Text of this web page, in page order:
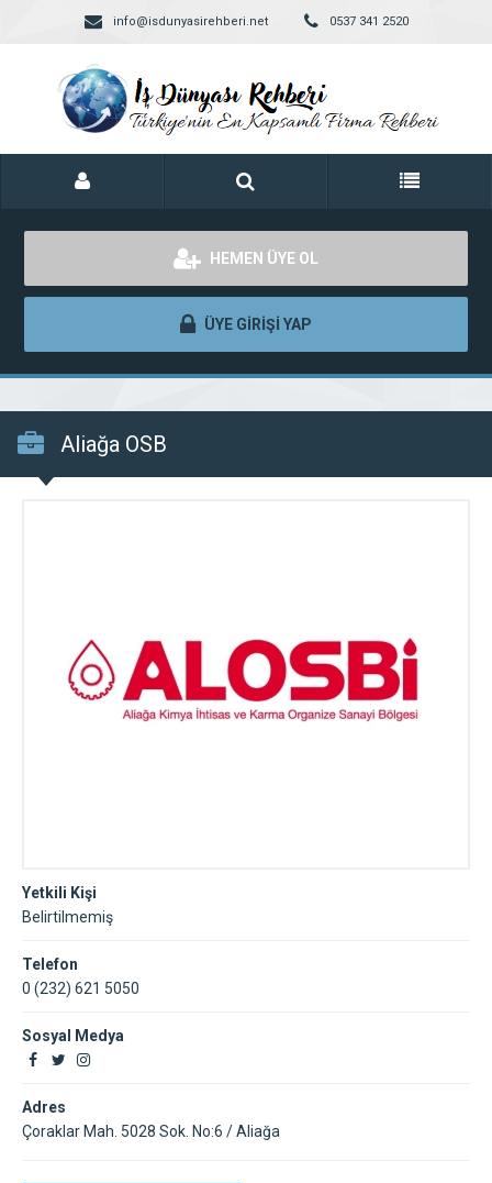
info@isdunyasirehberi.net 0537 341 2520
HEMEN ÜYE OL
ÜYE GİRİŞİ YAP
Aliağa OSB
Yetkili Kişi
Belirtilmemiş
Telefon
0 (232) 621 5050
Sosyal Medya
Adres
Çoraklar Mah. 5028 Sok. No:6 / Aliağa